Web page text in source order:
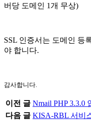
버당 도메인 1개 무상)
SSL 인증서는 도메인 등
야 합니다.
감사합니다.
이전 글 Nmail PHP 3.3.0
다음 글 KISA-RBL 서비